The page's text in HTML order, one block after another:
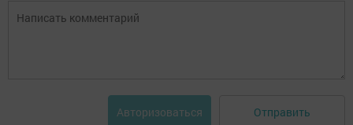
Авторизоваться Отправить